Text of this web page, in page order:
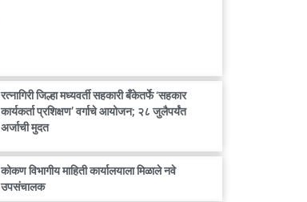
रत्नागिरी जिल्हा मध्यवर्ती सहकारी बँकेतर्फे ‘सहकार
कार्यकर्ता प्रशिक्षण’ वर्गाचे आयोजन; २८ जुलैपर्यंत
अर्जाची मुदत
कोकण विभागीय माहिती कार्यालयाला मिळाले नवे
उपसंचालक